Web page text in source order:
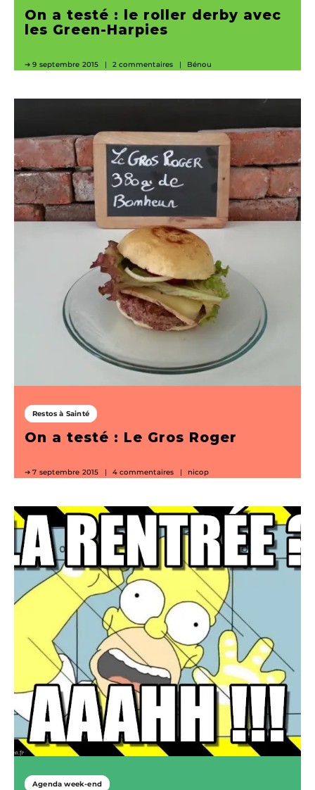
On a testé : le roller derby avec
les Green-Harpies
9 septembre 2015 2 commentaires Bénou
Restos à Sainté
On a testé : Le Gros Roger
7 septembre 2015 4 commentaires nicop
Agenda week-end